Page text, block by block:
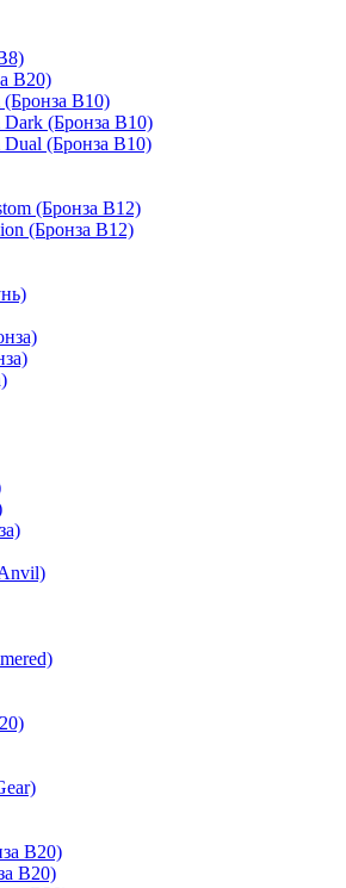
B20)
(Бронза B10)
Dark (Бронза B10)
Dual (Бронза B10)
(Бронза B12)
(Бронза B12)
B20)
B20)